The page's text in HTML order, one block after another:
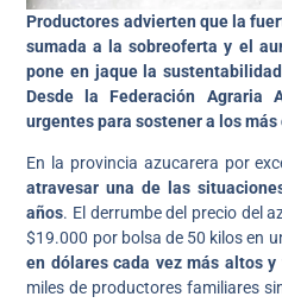
Productores advierten que la
sumada a la sobreoferta y el
pone en jaque la
Desde la Federación Agraria
urgentes para sostener a los más
En la provincia azucarera por
atravesar una de las
años. El derrumbe del precio del
$19.000 por bolsa de 50 kilos en
en dólares cada vez más altos
miles de productores familiares